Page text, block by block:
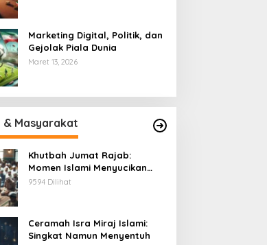
Marketing Digital, Politik, dan
Gejolak Piala Dunia
Maret 13, 2026
& Masyarakat
Khutbah Jumat Rajab:
Momen Islami Menyucikan
Hati
9594 Dilihat
Ceramah Isra Miraj Islami:
Singkat Namun Menyentuh